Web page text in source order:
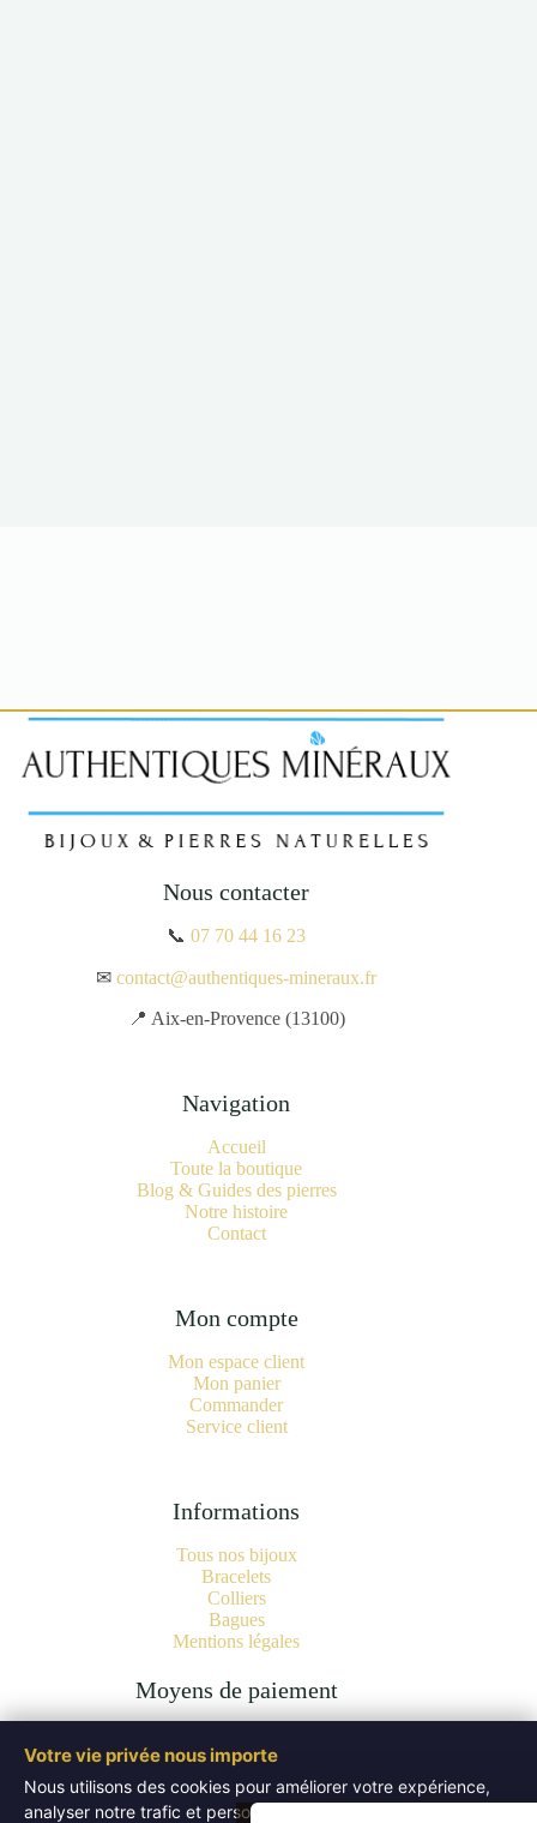
Nous contacter
📞07 70 44 16 23
✉contact@authentiques-mineraux.fr
📍 Aix-en-Provence (13100)
Navigation
Accueil
Toute la boutique
Blog & Guides des pierres
Notre histoire
Contact
Mon compte
Mon espace client
Mon panier
Commander
Service client
Informations
Tous nos bijoux
Bracelets
Colliers
Bagues
Mentions légales
Moyens de paiement
Copyright © 2026 Bijoux Pierres Naturelles | Lithothérapie -
Votre vie privée nous importe
Nous utilisons des cookies pour améliorer votre expérience,
analyser notre trafic et personnaliser les publicités. Vous